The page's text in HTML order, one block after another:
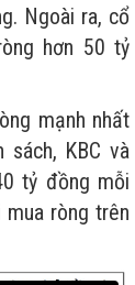
Ngoài ra, cổ
hơn 50 tỷ
mạnh nhất
sách, KBC và
tỷ đồng mỗi
ròng trên